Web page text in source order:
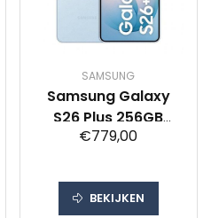
SAMSUNG
Samsung Galaxy
S26 Plus 256GB
Lichtblauw 5G
€779,00
BEKIJKEN